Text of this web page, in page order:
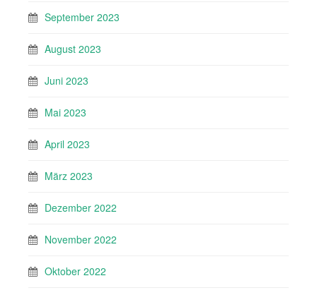
September 2023
August 2023
Juni 2023
Mai 2023
April 2023
März 2023
Dezember 2022
November 2022
Oktober 2022